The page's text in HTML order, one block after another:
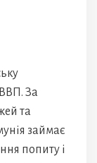
За
та
займає
попиту і